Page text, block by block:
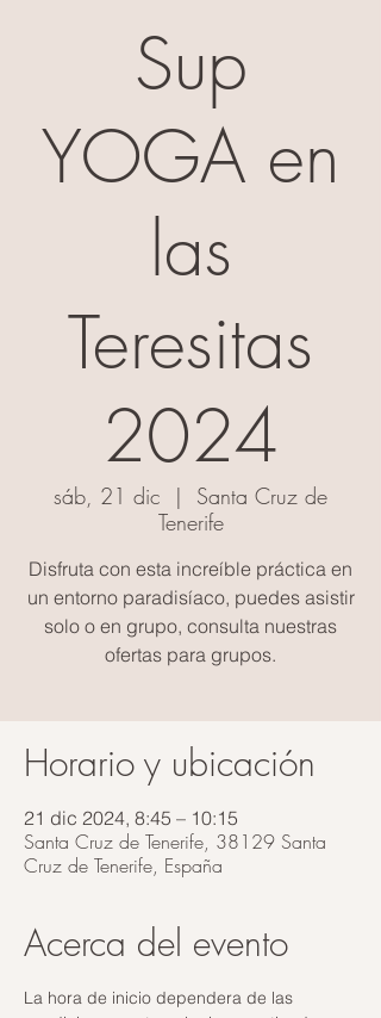
Sup
YOGA en
las
Teresitas
2024
sáb, 21 dic
  |
Santa Cruz de
Tenerife
Disfruta con esta increíble práctica en
un entorno paradisíaco, puedes asistir
solo o en grupo, consulta nuestras
ofertas para grupos.
Horario y ubicación
21 dic 2024, 8:45 – 10:15
Santa Cruz de Tenerife, 38129 Santa
Cruz de Tenerife, España
Acerca del evento
La hora de inicio dependera de las